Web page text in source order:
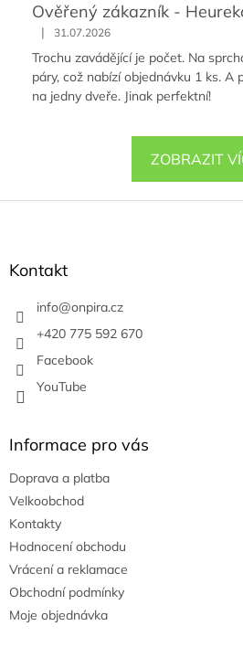
Ověřený zákazník -
| 31.07.2026
Trochu zavádějící je počet. Na
páry, což nabízí objednávku 1 ks. A
na jedny dveře. Jinak perfektní!
ZOBRAZIT
Z
Kontakt
info@onpira.cz
+420 775 592 670
Facebook
YouTube
Informace pro vás
Doprava a platba
Velkoobchod
Kontakty
Hodnocení obchodu
Vrácení a reklamace
Obchodní podmínky
Moje objednávka